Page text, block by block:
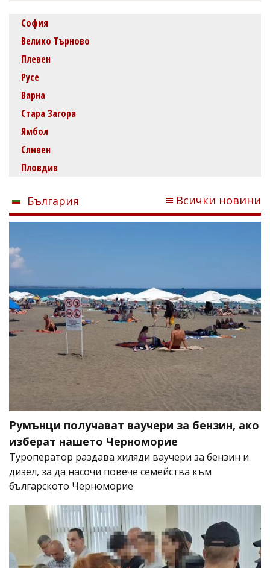
София
Велико Търново
Плевен
Русе
Варна
Стара Загора
Ямбол
Сливен
Пловдив
България Всички новини
Румънци получават ваучери за бензин, ако
изберат нашето Черноморие
Туроператор раздава хиляди ваучери за бензин и
дизел, за да насочи повече семейства към
българското Черноморие